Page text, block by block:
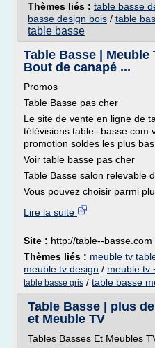
Thèmes liés : table basse
basse design bois / table
table basse
Table Basse | Meuble
Bout de canapé ...
Promos
Table Basse pas cher
Le site de vente en ligne de
télévisions table--basse.com
promotion soldes les plus
Voir table basse pas cher
Table Basse salon relevable
Vous pouvez choisir parmi
Lire la suite
Site : http://table--basse.com
Thèmes liés : meuble tv
meuble tv design / meuble tv
table basse gris / table basse
Table Basse | plus
et Meuble TV
Tables Basses Et Meubles